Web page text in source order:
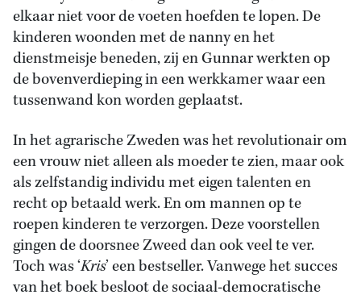
elkaar niet voor de voeten hoefden te lopen. De
kinderen woonden met de nanny en het
dienstmeisje beneden, zij en Gunnar werkten op
de bovenverdieping in een werkkamer waar een
tussenwand kon worden geplaatst.
In het agrarische Zweden was het revolutionair om
een vrouw niet alleen als moeder te zien, maar ook
als zelfstandig individu met eigen talenten en
recht op betaald werk. En om mannen op te
roepen kinderen te verzorgen. Deze voorstellen
gingen de doorsnee Zweed dan ook veel te ver.
Toch was ‘Kris’ een bestseller. Vanwege het succes
van het boek besloot de sociaal-democratische